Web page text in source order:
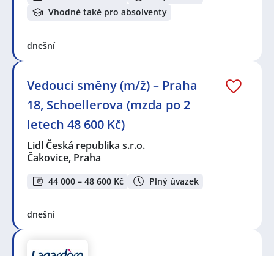
Vhodné také pro absolventy
dnešní
Vedoucí směny (m/ž) – Praha
18, Schoellerova (mzda po 2
letech 48 600 Kč)
Lidl Česká republika s.r.o.
Čakovice, Praha
44 000 – 48 600 Kč Plný úvazek
dnešní